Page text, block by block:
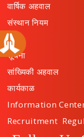
वार्षिक अहवाल
संस्थान नियम
ठराव
सूचना
सांख्यिकी अहवाल
कार्यकाळ
Information
Recruitment